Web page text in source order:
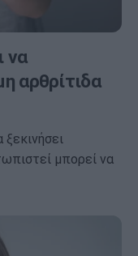
να
αρθρίτιδα
μπορεί να